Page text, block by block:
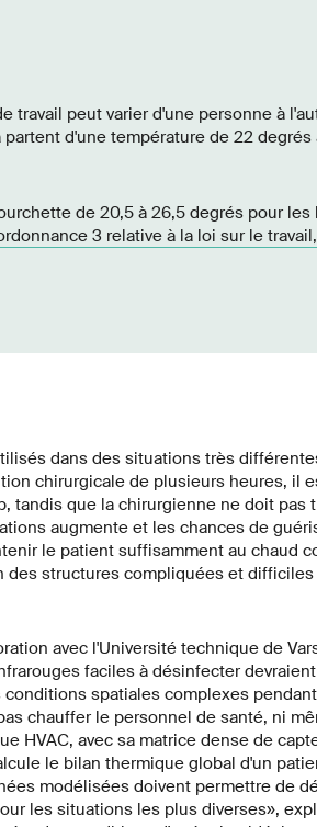
travail peut varier d'une personne à
d'une température de 22
de 20,5 à 26,5 degrés pour les
3 relative à la loi sur le
dans des situations très
chirurgicale de plusieurs heures, il
tandis que la chirurgienne ne doit pas
augmente et les chances de
le patient suffisamment au chaud
structures compliquées et
avec l'Université technique de
faciles à désinfecter
spatiales complexes
chauffer le personnel de santé, ni
HVAC, avec sa matrice dense de
le bilan thermique global d'un
modélisées doivent permettre de
les situations les plus diverses»,